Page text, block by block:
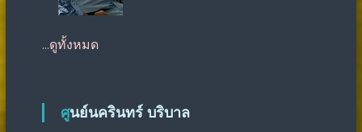
...ดูทั้งหมด
ศูนย์นครินทร์ บริบาล